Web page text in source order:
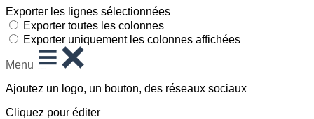
Exporter les lignes sélectionnées
Exporter toutes les colonnes
Exporter uniquement les colonnes affichées
Menu
Ajoutez un logo, un bouton, des réseaux sociaux
Cliquez pour éditer